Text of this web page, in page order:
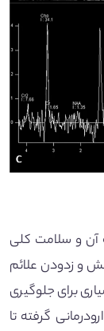
آن و سلامت کلی
و زدودن علائم
برای جلوگیری
گرفته تا